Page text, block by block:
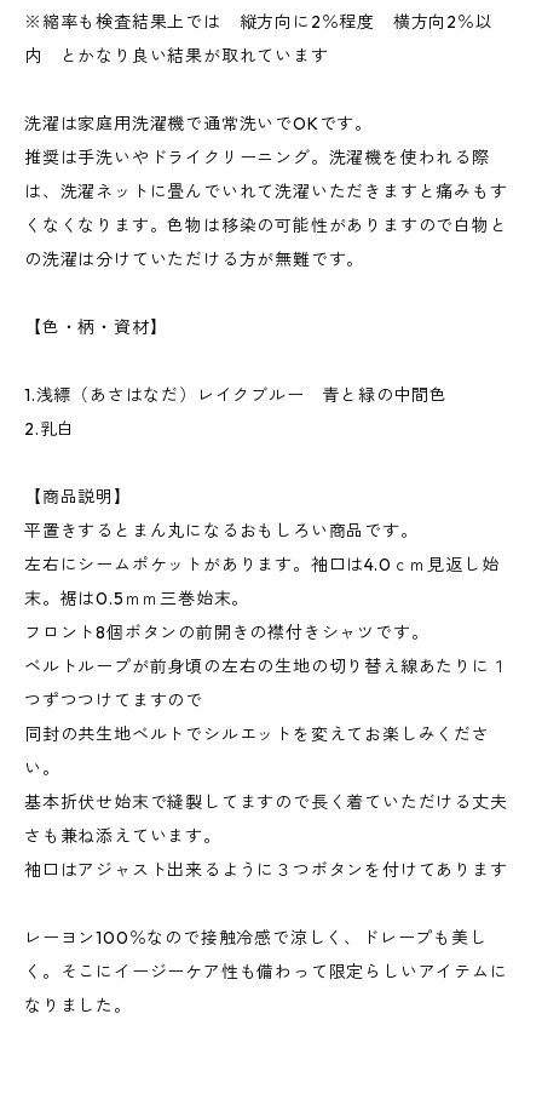
※縮率も検査結果上では 縦方向に2％程度 横方向2％以
内 とかなり良い結果が取れています
洗濯は家庭用洗濯機で通常洗いでOKです。
推奨は手洗いやドライクリーニング。洗濯機を使われる際
は、洗濯ネットに畳んでいれて洗濯いただきますと痛みもす
くなくなります。色物は移染の可能性がありますので白物と
の洗濯は分けていただける方が無難です。
【色・柄・資材】
1.浅縹（あさはなだ）レイクブルー 青と緑の中間色
2.乳白
【商品説明】
平置きするとまん丸になるおもしろい商品です。
左右にシームポケットがあります。袖口は4.0ｃｍ見返し始
末。裾は0.5ｍｍ三巻始末。
フロント8個ボタンの前開きの襟付きシャツです。
ベルトループが前身頃の左右の生地の切り替え線あたりに１
つずつつけてますので
同封の共生地ベルトでシルエットを変えてお楽しみくださ
い。
基本折伏せ始末で縫製してますので長く着ていただける丈夫
さも兼ね添えています。
袖口はアジャスト出来るように３つボタンを付けてあります
レーヨン100％なので接触冷感で涼しく、ドレープも美し
く。そこにイージーケア性も備わって限定らしいアイテムに
なりました。